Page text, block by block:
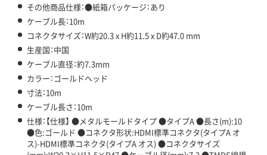
その他商品仕様：●紙箱パッケージ：あり
ケーブル長：10m
コネクタサイズ：W約20.3 x H約11.5 x D約47.0 mm
生産国：中国
ケーブル直径：約7.3mm
カラー：ゴールドヘッド
寸法：10m
ケーブル長さ：10m
仕様：【仕様】 ●メタルモールドタイプ ●タイプA ●長さ(m):10
●色:ゴールド ●コネクタ形状:HDMI標準コネクタ(タイプA オ
ス)-HDMI標準コネクタ(タイプA オス) ●コネクタサイズ